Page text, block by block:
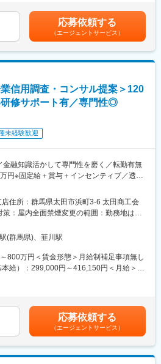
報から企業が抱えている課題を見つけ出
のある企業には信用調査報告書や倒産予測
ール、研修などを提案
案まで一貫して担当。論理的思考力と課
の成長を支援します。
タは、金融機関の融資可否判断や企業間の
められます。
業の課題、悩みを直接相談され、解決を
ター制度を整備し、異業界出身者も安心
告書入力システム改善など、働きやすさ向
。
る業界リーディングカンパニー。金融機関
る信用調査データを提供し、経済活動を
35 万円＋賞与 90 万円＋営業給 100 万円）
職の場合を記載賃金はあくまでも目安の金
上下する可能性があります。月給(月額)は
です。
応募依頼する
（エージェントサービス）
信用調査・コンサル提案＞120
修サポート有／専門性◎
未経験歓迎
金融知識活かして専門性を磨く／転勤有無
円※固定給＋賞与＋インセンティブ／透明
業の本質に迫る「信用調査＋コンサルテ
ます。
で深め、希少性の高いスキルを獲得し、市
境です。
事業内容や会社の特色、今後の展望、財務
報から企業が抱えている課題を見つけ出
のある企業には信用調査報告書や倒産予測
：群馬県太田市浜町3-6 太田商工会
：屋内全面禁煙変更の範囲：勤務地は業
可能性があります
(群馬県)、韮川駅
800万円＜賃金形態＞月給制補足事項無し
本給）：299,000円～416,150円＜月給＞
35 万円＋賞与 90 万円＋営業給 100 万円）
職の場合を記載賃金はあくまでも目安の金
上下する可能性があります。月給(月額)は
です。
応募依頼する
（エージェントサービス）